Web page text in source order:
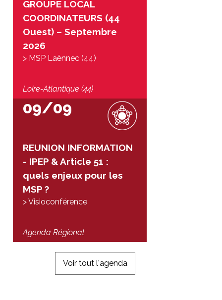
GROUPE LOCAL
COORDINATEURS (44
Ouest) – Septembre
2026
> MSP Laënnec (44)
Loire-Atlantique (44)
09/09
REUNION INFORMATION
- IPEP & Article 51 :
quels enjeux pour les
MSP ?
> Visioconférence
Agenda Régional
Voir tout l'agenda